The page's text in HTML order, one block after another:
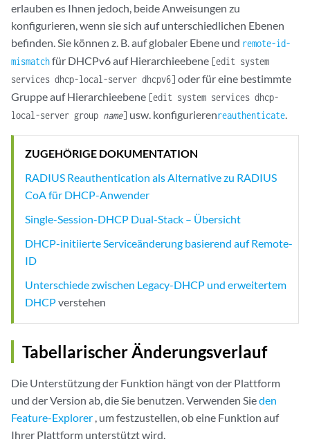
erlauben es Ihnen jedoch, beide Anweisungen zu
konfigurieren, wenn sie sich auf unterschiedlichen Ebenen
befinden. Sie können z. B. auf globaler Ebene und remote-id-
mismatchfür DHCPv6 auf Hierarchieebene [edit system
services dhcp-local-server dhcpv6] oder für eine bestimmte
Gruppe auf Hierarchieebene [edit system services dhcp-
local-server group name] usw. konfigurierenreauthenticate.
ZUGEHÖRIGE DOKUMENTATION
RADIUS Reauthentication als Alternative zu RADIUS
CoA für DHCP-Anwender
Single-Session-DHCP Dual-Stack – Übersicht
DHCP-initiierte Serviceänderung basierend auf Remote-
ID
Unterschiede zwischen Legacy-DHCP und erweitertem
DHCPverstehen
Tabellarischer Änderungsverlauf
Die Unterstützung der Funktion hängt von der Plattform
und der Version ab, die Sie benutzen. Verwenden Sieden
Feature-Explorer , um festzustellen, ob eine Funktion auf
Ihrer Plattform unterstützt wird.